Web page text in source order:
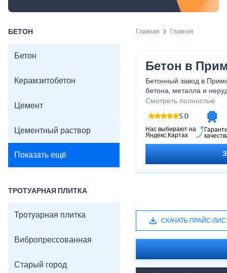
БЕТОН
Бетон
Керамзитобетон
Цемент
Цементный раствор
Показать ещё
ТРОТУАРНАЯ ПЛИТКА
Тротуарная плитка
Вибропрессованная
Старый город
Главная Главная
Бетон в
Бетонный завод в
бетона, металла и
предлагает приобрести
который
Вся продукция
строгим контролем
специалисты при
Смотреть полностью
5.0
Нас выбирают на
Яндекс.Картах
СКАЧАТЬ ПРАЙС-